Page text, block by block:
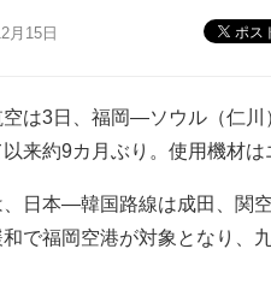
月15日 ポス
は3日、福岡―ソウル（仁川
来約9カ月ぶり。使用機材
日本―韓国路線は成田、関
で福岡空港が対象となり、